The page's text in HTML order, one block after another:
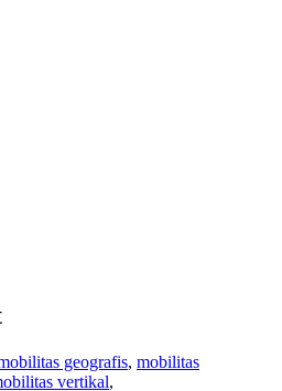
geografis, mobilitas
vertikal,